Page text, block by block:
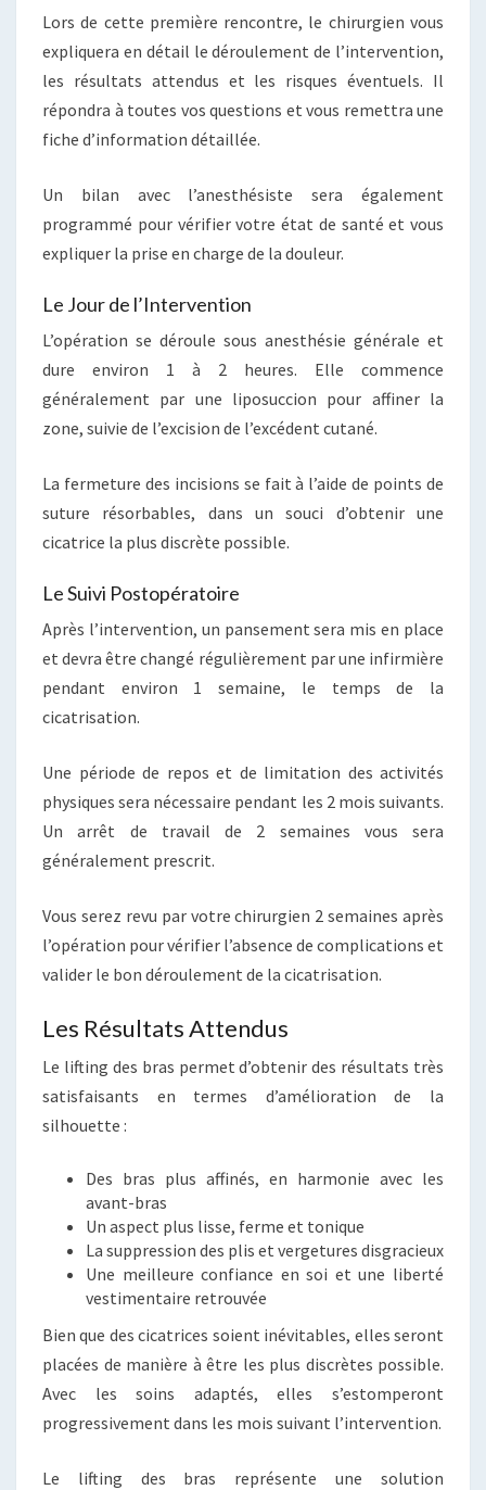
Lors de cette première rencontre, le chirurgien vous
expliquera en détail le déroulement de l’intervention,
les résultats attendus et les risques éventuels. Il
répondra à toutes vos questions et vous remettra une
fiche d’information détaillée.
Un bilan avec l’anesthésiste sera également
programmé pour vérifier votre état de santé et vous
expliquer la prise en charge de la douleur.
Le Jour de l’Intervention
L’opération se déroule sous anesthésie générale et
dure environ 1 à 2 heures. Elle commence
généralement par une liposuccion pour affiner la
zone, suivie de l’excision de l’excédent cutané.
La fermeture des incisions se fait à l’aide de points de
suture résorbables, dans un souci d’obtenir une
cicatrice la plus discrète possible.
Le Suivi Postopératoire
Après l’intervention, un pansement sera mis en place
et devra être changé régulièrement par une infirmière
pendant environ 1 semaine, le temps de la
cicatrisation.
Une période de repos et de limitation des activités
physiques sera nécessaire pendant les 2 mois suivants.
Un arrêt de travail de 2 semaines vous sera
généralement prescrit.
Vous serez revu par votre chirurgien 2 semaines après
l’opération pour vérifier l’absence de complications et
valider le bon déroulement de la cicatrisation.
Les Résultats Attendus
Le lifting des bras permet d’obtenir des résultats très
satisfaisants en termes d’amélioration de la
silhouette :
Des bras plus affinés, en harmonie avec les
avant-bras
Un aspect plus lisse, ferme et tonique
La suppression des plis et vergetures disgracieux
Une meilleure confiance en soi et une liberté
vestimentaire retrouvée
Bien que des cicatrices soient inévitables, elles seront
placées de manière à être les plus discrètes possible.
Avec les soins adaptés, elles s’estomperont
progressivement dans les mois suivant l’intervention.
Le lifting des bras représente une solution